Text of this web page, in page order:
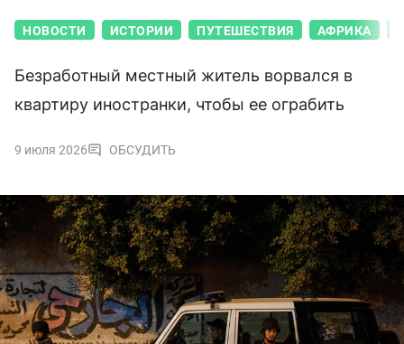
НОВОСТИ ИСТОРИИ ПУТЕШЕСТВИЯ АФРИКА
Безработный местный житель ворвался в
квартиру иностранки, чтобы ее ограбить
9 июля 2026 ОБСУДИТЬ